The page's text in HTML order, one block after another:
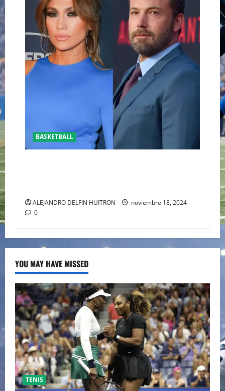
BASKETBALL
ALEJANDRO DELFIN HUITRON
noviembre 18, 2024
0
YOU MAY HAVE MISSED
TENIS